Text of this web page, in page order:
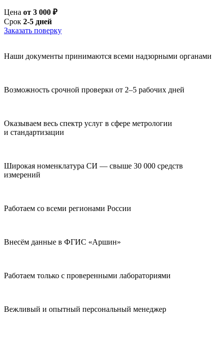
Цена от 3 000 ₽
Срок 2-5 дней
Заказать поверку
Наши документы принимаются всеми надзорными органами
Возможность срочной проверки от 2–5 рабочих дней
Оказываем весь спектр услуг в сфере метрологии
и стандартизации
Широкая номенклатура СИ — свыше 30 000 средств
измерений
Работаем со всеми регионами России
Внесём данные в ФГИС «Аршин»
Работаем только с проверенными лабораториями
Вежливый и опытный персональный менеджер